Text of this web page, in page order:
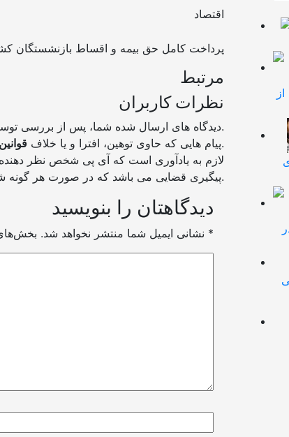
اقتصاد
مرتبط
نظرات کاربران
دیدگاه های ارسال شده شما، پس از بررسیمنتشر خواهد شد.
پیام هایی که حاوی توهین، افترا و یا خلافباشد منتشر نخواهد شد.
لازم به یادآوری است که آی پی شخص نظر
پیگیری قضایی می باشد که در صورت هر گونه شکایت مسئولیت بر عهده شخص نظر دهنده خواهد بود.
دیدگاهتان را بنویسید
نشانی ایمیل شما منتشر نخواهد شد. *